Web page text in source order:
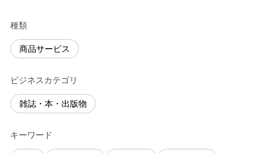
種類
商品サービス
ビジネスカテゴリ
雑誌・本・出版物
キーワード